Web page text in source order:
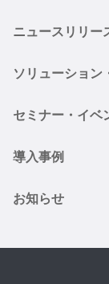
ニュースリリー
ソリューション
セミナー・イベ
導入事例
お知らせ